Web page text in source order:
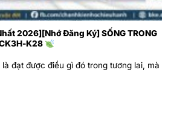
2026][Nhớ Đăng Ký] SỐNG TRONG
CK3H-K28
đạt được điều gì đó trong tương lai, mà